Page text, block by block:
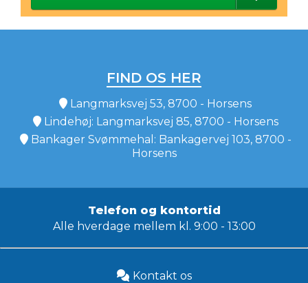
FIND OS HER
Langmarksvej 53, 8700 - Horsens
Lindehøj: Langmarksvej 85, 8700 - Horsens
Bankager Svømmehal: Bankagervej 103, 8700 -
Horsens
Telefon og kontortid
Alle hverdage mellem kl. 9:00 - 13:00
Kontakt os